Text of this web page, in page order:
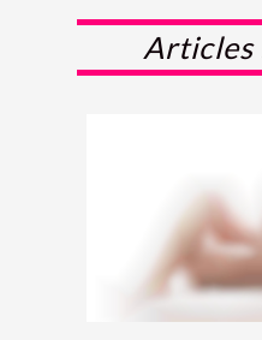
Articles